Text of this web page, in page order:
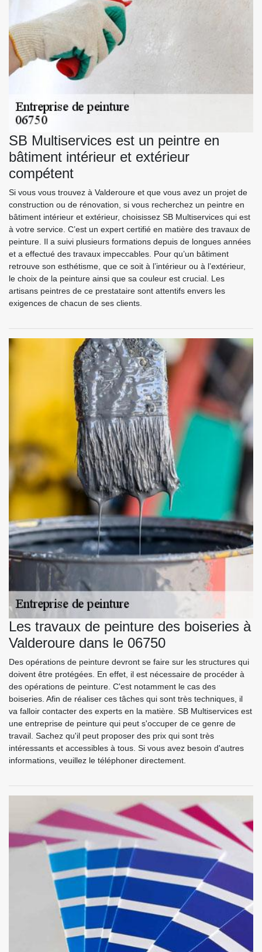
SB Multiservices est un peintre en
bâtiment intérieur et extérieur
compétent
Si vous vous trouvez à Valderoure et que vous avez un projet de
construction ou de rénovation, si vous recherchez un peintre en
bâtiment intérieur et extérieur, choisissez SB Multiservices qui est
à votre service. C’est un expert certifié en matière des travaux de
peinture. Il a suivi plusieurs formations depuis de longues années
et a effectué des travaux impeccables. Pour qu’un bâtiment
retrouve son esthétisme, que ce soit à l’intérieur ou à l’extérieur,
le choix de la peinture ainsi que sa couleur est crucial. Les
artisans peintres de ce prestataire sont attentifs envers les
exigences de chacun de ses clients.
Les travaux de peinture des boiseries à
Valderoure dans le 06750
Des opérations de peinture devront se faire sur les structures qui
doivent être protégées. En effet, il est nécessaire de procéder à
des opérations de peinture. C'est notamment le cas des
boiseries. Afin de réaliser ces tâches qui sont très techniques, il
va falloir contacter des experts en la matière. SB Multiservices est
une entreprise de peinture qui peut s'occuper de ce genre de
travail. Sachez qu'il peut proposer des prix qui sont très
intéressants et accessibles à tous. Si vous avez besoin d'autres
informations, veuillez le téléphoner directement.